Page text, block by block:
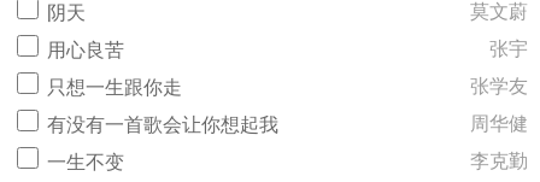
阴天
莫文蔚
用心良苦
张宇
只想一生跟你走
张学友
有没有一首歌会让你想起我
周华健
一生不变
李克勤